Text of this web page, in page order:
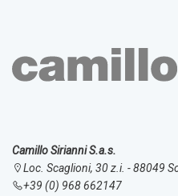
Camillo Sirianni S.a.s.
Loc. Scaglioni, 30 z.i. - 88049
+39 (0) 968 662147